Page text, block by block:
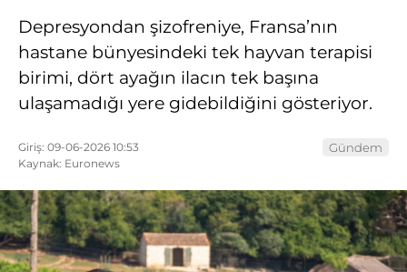
Depresyondan şizofreniye, Fransa’nın
hastane bünyesindeki tek hayvan terapisi
birimi, dört ayağın ilacın tek başına
ulaşamadığı yere gidebildiğini gösteriyor.
Giriş: 09-06-2026 10:53
Kaynak: Euronews
Gündem